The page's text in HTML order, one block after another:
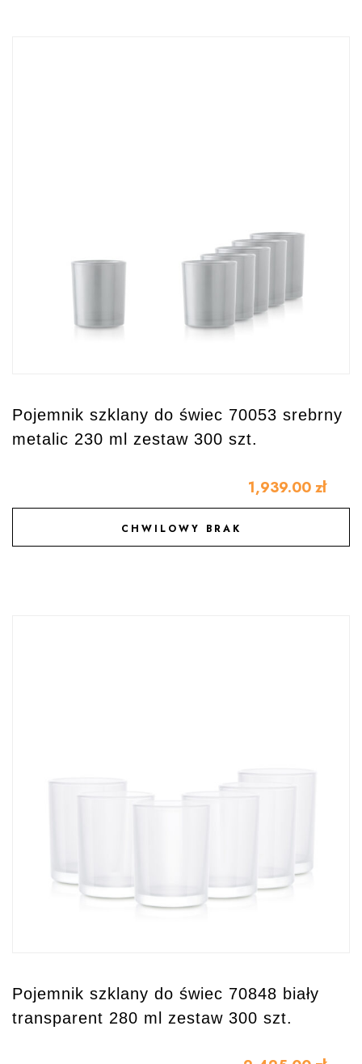
Pojemnik szklany do świec 70053 srebrny
metalic 230 ml zestaw 300 szt.
1,939.00 zł
CHWILOWY BRAK
DODAJ DO ULUBIONYCH
Pojemnik szklany do świec 70848 biały
transparent 280 ml zestaw 300 szt.